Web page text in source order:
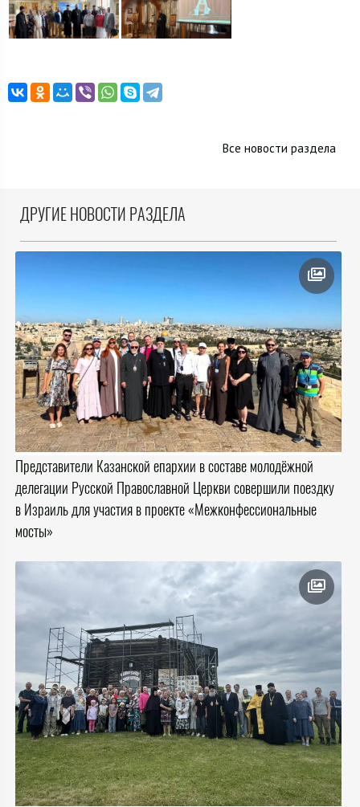
Все новости раздела
ДРУГИЕ НОВОСТИ РАЗДЕЛА
Представители Казанской епархии в составе молодёжной
делегации Русской Православной Церкви совершили поездку
в Израиль для участия в проекте «Межконфессиональные
мосты»